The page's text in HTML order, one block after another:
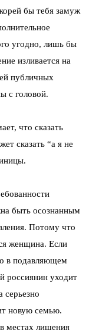
бы тебя замуж
угодно, лишь бы
изливается на
публичных
с головой.
что сказать
сказать “а я не
быть осознанным
Потому что
женщина. Если
в подавляющем
россиянин уходит
новую семью.
местах лишения